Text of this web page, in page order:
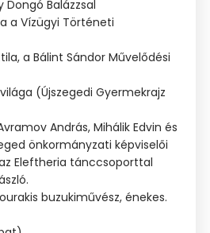
Dongó Balázzsal
a Vízügyi Történeti
a Bálint Sándor Művelődési
(Újszegedi Gyermekrajz
András, Mihálik Edvin és
önkormányzati képviselői
Eleftheria tánccsoporttal
buzukiművész, énekes.